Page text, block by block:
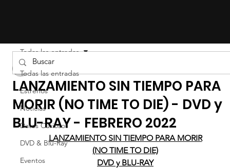
Todas las entradas
Estrenos
Noticias
Datos Curiosos
DVD & Blu-Ray
Eventos
Todas las entradas
LANZAMIENTO SIN TIEMPO PARA
MORIR (NO TIME TO DIE) - DVD y
BLU-RAY - FEBRERO 2022
LANZAMIENTO SIN TIEMPO PARA MORIR
(NO TIME TO DIE)
DVD y BLU-RAY